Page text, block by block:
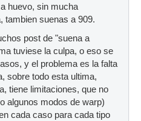
huevo, sin mucha
tambien suenas a 909.
post de "suena a
tuviese la culpa, o eso se
y el problema es la falta
sobre todo esta ultima,
tiene limitaciones, que no
algunos modos de warp)
cada caso para cada tipo